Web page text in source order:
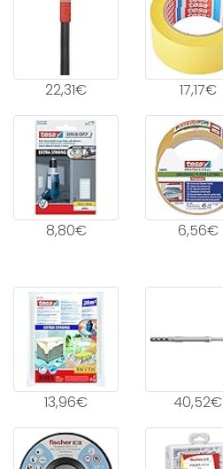
22,31€ 17,17€
8,80€
6,56€
13,96€ 40,52€